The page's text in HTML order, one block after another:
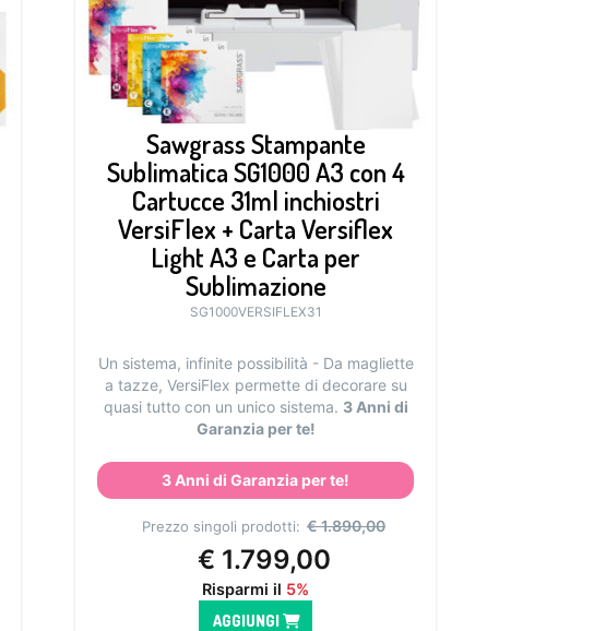
Sawgrass Stampante
Sublimatica SG1000 A3 con 4
Cartucce 31ml inchiostri
VersiFlex + Carta Versiflex
Light A3 e Carta per
Sublimazione
SG1000VERSIFLEX31
Un sistema, infinite possibilità - Da magliette
a tazze, VersiFlex permette di decorare su
quasi tutto con un unico sistema. 3 Anni di
Garanzia per te!
3 Anni di Garanzia per te!
Prezzo singoli prodotti: €1.890,00
€ 1.799,00
Risparmi il 5%
AGGIUNGI